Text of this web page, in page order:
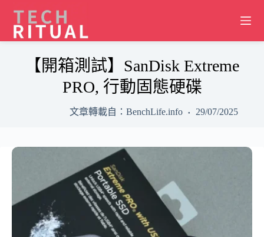
content
【開箱測試】SanDisk Extreme
PRO, 行動固態硬碟
文章轉載自：BenchLife.info 29/07/2025